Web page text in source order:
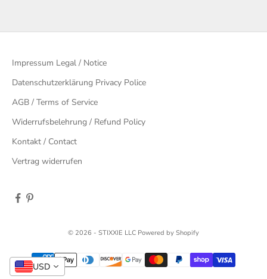
Impressum Legal / Notice
Datenschutzerklärung Privacy Police
AGB / Terms of Service
Widerrufsbelehrung / Refund Policy
Kontakt / Contact
Vertrag widerrufen
© 2026 - STIXXIE LLC Powered by Shopify
USD